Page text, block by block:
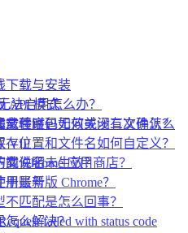
下载与安装
法启用怎么办？
示程序包无效或没有文件怎么
Chrome 应用商店？
最新版 Chrome？
API 模式
载验证码
VIP
载说明
册账号
文件时，如何关闭二次确认？
位置和文件名如何自定义？
文件名未生效？
匹配是怎么回事？
怎么解决？failed with status code